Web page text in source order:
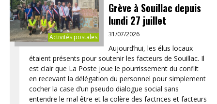
Activités postales
Grève à Souillac depuis
lundi 27 juillet
31/07/2026
Aujourd’hui, les élus locaux
étaient présents pour soutenir les facteurs de Souillac. Il
est clair que La Poste joue le pourrissement du conflit
en recevant la délégation du personnel pour simplement
cocher la case d’un pseudo dialogue social sans
entendre le mal être et la colère des factrices et facteurs